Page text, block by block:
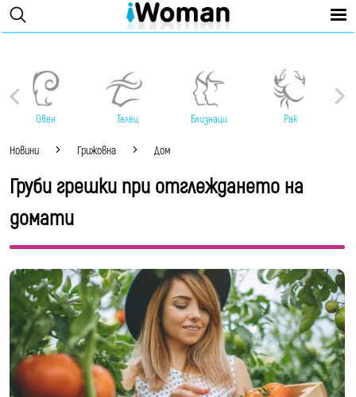
Овен Телец Близнаци Рак
Новини Грижовна Дом
Груби грешки при отглеждането на
домати